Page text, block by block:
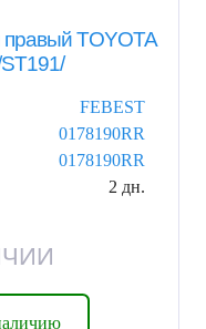
TOYOTA
FEBEST
0178190RR
0178190RR
2 дн.